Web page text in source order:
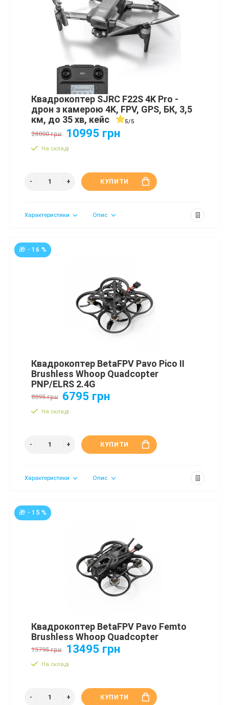
Квадрокоптер SJRC F22S 4K Pro -
дрон з камерою 4K, FPV, GPS, БК, 3,5
км, до 35 хв, кейс
5/5
24000 грн 10995 грн
На складі
КУПИТИ
Характеристики Опис
🎁 - 16 %
Квадрокоптер BetaFPV Pavo Pico II
Brushless Whoop Quadcopter
PNP/ELRS 2.4G
8095 грн 6795 грн
На складі
КУПИТИ
Характеристики Опис
🎁 - 15 %
Квадрокоптер BetaFPV Pavo Femto
Brushless Whoop Quadcopter
15795 грн 13495 грн
На складі
КУПИТИ